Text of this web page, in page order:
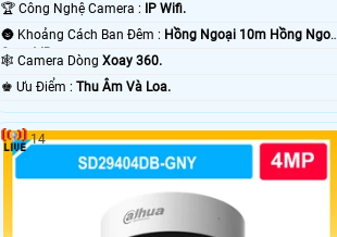
🏆 Công Nghệ Camera :
IP Wifi.
🌚 Khoảng Cách Ban Đêm : Hồng Ngoại 10m Hồng
Smart IR.
🕸️ Camera Dòng Xoay 360.
️♚ Ưu Điểm : Thu Âm Và Loa.
14